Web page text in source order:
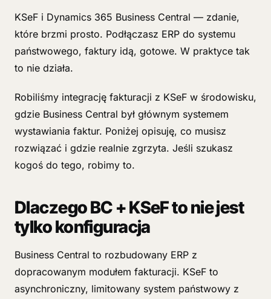
KSeF i Dynamics 365 Business Central — zdanie,
które brzmi prosto. Podłączasz ERP do systemu
państwowego, faktury idą, gotowe. W praktyce tak
to nie działa.
Robiliśmy integrację fakturacji z KSeF w środowisku,
gdzie Business Central był głównym systemem
wystawiania faktur. Poniżej opisuję, co musisz
rozwiązać i gdzie realnie zgrzyta. Jeśli szukasz
kogoś do tego, robimy to.
Dlaczego BC + KSeF to nie jest
tylko konfiguracja
Business Central to rozbudowany ERP z
dopracowanym modułem fakturacji. KSeF to
asynchroniczny, limitowany system państwowy z